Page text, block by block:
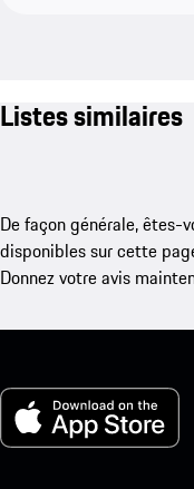
Listes similaires
De façon générale,
disponibles sur cette
Donnez votre avis